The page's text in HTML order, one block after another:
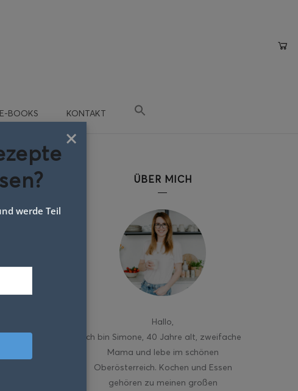
E-BOOKS KONTAKT
ÜBER MICH
Hallo
ich bin Simone, 40 Jahre alt, zweifache
Mama und lebe im schönen
Oberösterreich. Kochen und Essen
gehören zu meinen großen
×
werde Teil